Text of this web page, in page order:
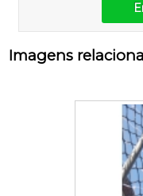
Imagens